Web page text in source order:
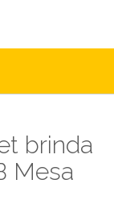
brinda
Mesa